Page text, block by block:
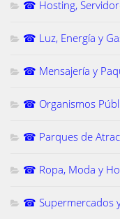
☎ Hosting,
☎ Luz, Energía y
☎ Mensajería y
☎ Organismos
☎ Parques de
☎ Ropa, Moda y
☎ Supermercados